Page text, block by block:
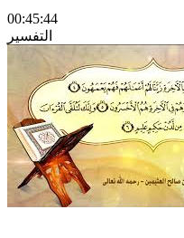
00:45:44
التفسير